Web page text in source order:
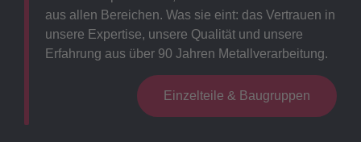
aus allen Bereichen. Was sie eint: das Vertrauen in
unsere Expertise, unsere Qualität und unsere
Erfahrung aus über 90 Jahren Metallverarbeitung.
Einzelteile & Baugruppen